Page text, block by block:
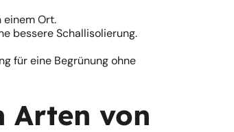
einem Ort.
bessere Schallisolierung.
für eine Begrünung ohne
Arten von